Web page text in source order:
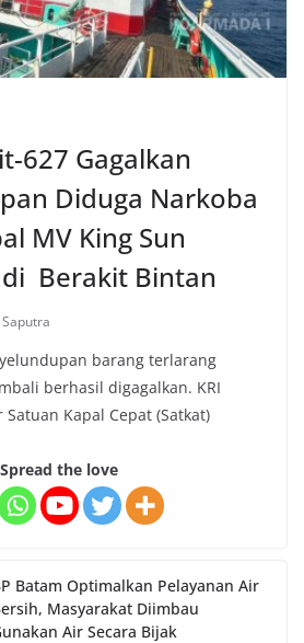
627 Gagalkan
Diduga Narkoba
MV King Sun
Berakit Bintan
barang terlarang
berhasil digagalkan. KRI
Kapal Cepat (Satkat)
Spread the love
Batam Optimalkan Pelayanan Air
Masyarakat Diimbau
Air Secara Bijak